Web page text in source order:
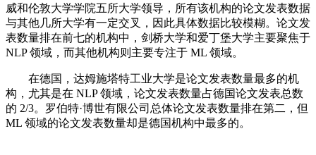
威和伦敦大学学院五所大学领导，所有该机构的论文发表数据
与其他几所大学有一定交叉，因此具体数据比较模糊。论文发
表数量排在前七的机构中，剑桥大学和爱丁堡大学主要聚焦于
NLP 领域，而其他机构则主要专注于 ML 领域。
在德国，达姆施塔特工业大学是论文发表数量最多的机
构，尤其是在 NLP 领域，论文发表数量占德国论文发表总数
的 2/3。罗伯特·博世有限公司总体论文发表数量排在第二，但
ML 领域的论文发表数量却是德国机构中最多的。